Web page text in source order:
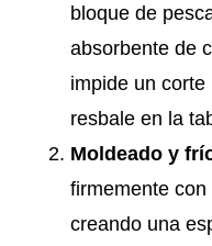
bloque de
absorbente de
impide un
resbale en la
Moldeado y
firmemente
creando una